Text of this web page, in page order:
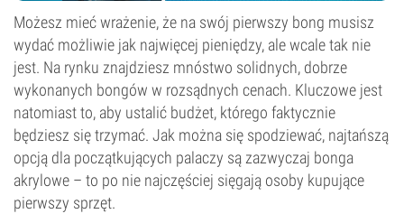
Możesz mieć wrażenie, że na swój pierwszy bong musisz
wydać możliwie jak najwięcej pieniędzy, ale wcale tak nie
jest. Na rynku znajdziesz mnóstwo solidnych, dobrze
wykonanych bongów w rozsądnych cenach. Kluczowe jest
natomiast to, aby ustalić budżet, którego faktycznie
będziesz się trzymać. Jak można się spodziewać, najtańszą
opcją dla początkujących palaczy są zazwyczaj bonga
akrylowe – to po nie najczęściej sięgają osoby kupujące
pierwszy sprzęt.